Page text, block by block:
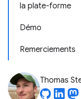
la plate-forme
Démo
Remerciements
Thomas